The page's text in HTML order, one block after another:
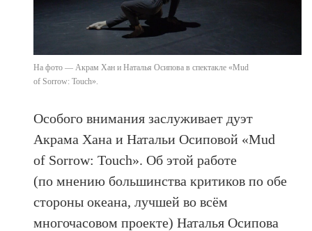
На фото — Акрам Хан и Наталья Осипова в спектакле «Mud
of Sorrow: Touch».
Особого внимания заслуживает дуэт
Акрама Хана и Натальи Осиповой «Mud
of Sorrow: Touch». Об этой работе
(по мнению большинства критиков по обе
стороны океана, лучшей во всём
многочасовом проекте) Наталья Осипова